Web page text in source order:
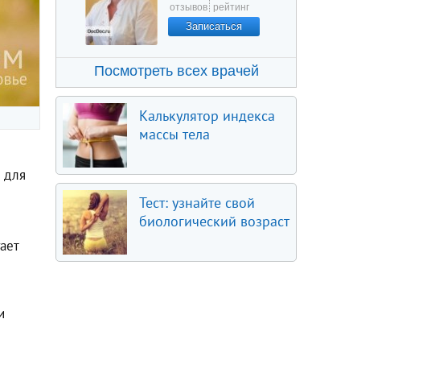
для
отзывов рейтинг
Записаться
Посмотреть всех врачей
Калькулятор индекса
массы тела
Тест: узнайте свой
биологический возраст